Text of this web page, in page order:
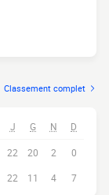
Classement complet
J G N D
22 20 2
0
22 11 4 7